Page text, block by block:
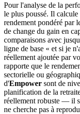
Pour l'analyse de la
le plus poussé. Il
rendement pondéré par
de change du gain en
comparaisons avec
ligne de base « et si je
réellement ajoutée par
rapporte que le
sectorielle ou
d'Empower sont de
planification de la
réellement robuste — il
ne cherche pas à